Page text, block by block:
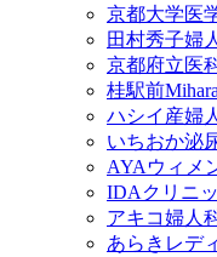
京都大学医
田村秀子婦
京都府立医
桂駅前
ハシイ産婦
いちおか泌
AYAウィメ
IDAクリニ
アキコ婦人
あらきレデ